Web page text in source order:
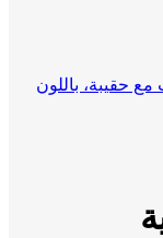
فريش فولكانو بقوة 1800 وات مع حقيبة، باللون